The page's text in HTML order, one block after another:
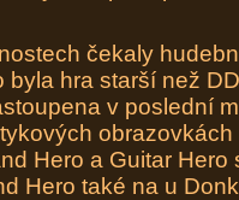
čekaly
byla hra starší než
v poslední
Hero a Guitar Hero
Hero také na u